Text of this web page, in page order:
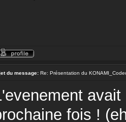
du message: Re: Présentation du
fois !